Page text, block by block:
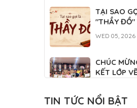
TẠI SAO
"THẦY ĐỒ"
WED 05, 2026
CHÚC
KẾT LỚP
TIN TỨC NỔI BẬT